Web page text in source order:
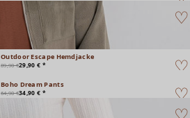
Outdoor Escape Hemdjacke
89,90 €29,90 € *
Boho Dream Pants
64,90 €34,90 € *